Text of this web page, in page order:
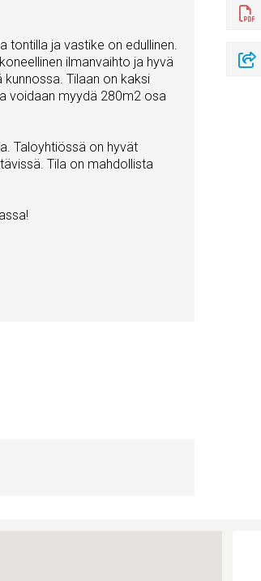
tontilla ja vastike on edullinen.
ilmanvaihto ja hyvä
Tilaan on kaksi
voidaan myydä 280m2 osa
Taloyhtiössä on hyvät
Tila on mahdollista